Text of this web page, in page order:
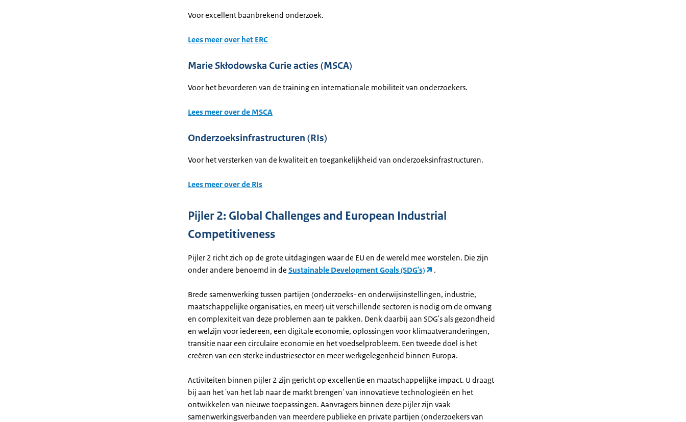
Voor excellent baanbrekend onderzoek.
Lees meer over het ERC
Marie Skłodowska Curie acties (MSCA)
Voor het bevorderen van de training en internationale mobiliteit van onderzoekers.
Lees meer over de MSCA
Onderzoeksinfrastructuren (RIs)
Voor het versterken van de kwaliteit en toegankelijkheid van onderzoeksinfrastructuren.
Lees meer over de RIs
Pijler 2: Global Challenges and European Industrial
Competitiveness
Pijler 2 richt zich op de grote uitdagingen waar de EU en de wereld mee worstelen. Die zijn
onder andere benoemd in de Sustainable Development Goals (SDG's) .
Brede samenwerking tussen partijen (onderzoeks- en onderwijsinstellingen, industrie,
maatschappelijke organisaties, en meer) uit verschillende sectoren is nodig om de omvang
en complexiteit van deze problemen aan te pakken. Denk daarbij aan SDG's als gezondheid
en welzijn voor iedereen, een digitale economie, oplossingen voor klimaatveranderingen,
transitie naar een circulaire economie en het voedselprobleem. Een tweede doel is het
creëren van een sterke industriesector en meer werkgelegenheid binnen Europa.
Activiteiten binnen pijler 2 zijn gericht op excellentie en maatschappelijke impact. U draagt
bij aan het 'van het lab naar de markt brengen' van innovatieve technologieën en het
ontwikkelen van nieuwe toepassingen. Aanvragers binnen deze pijler zijn vaak
samenwerkingsverbanden van meerdere publieke en private partijen (onderzoekers van